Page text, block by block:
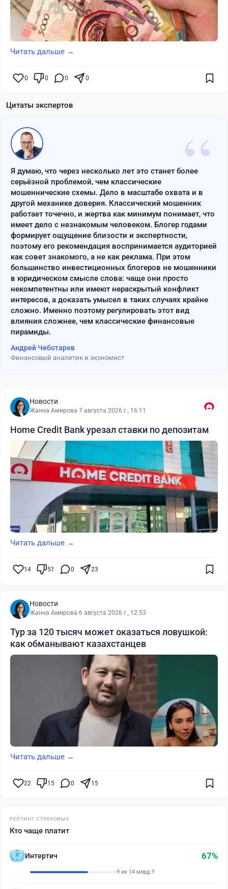
Читать дальше →
0 0 0 0
Цитаты экспертов
“
Я думаю, что через несколько лет это станет более
серьёзной проблемой, чем классические
мошеннические схемы. Дело в масштабе охвата и в
другой механике доверия. Классический мошенник
работает точечно, и жертва как минимум понимает, что
имеет дело с незнакомым человеком. Блогер годами
формирует ощущение близости и экспертности,
поэтому его рекомендация воспринимается аудиторией
как совет знакомого, а не как реклама. При этом
большинство инвестиционных блогеров не мошенники
в юридическом смысле слова: чаще они просто
некомпетентны или имеют нераскрытый конфликт
интересов, а доказать умысел в таких случаях крайне
сложно. Именно поэтому регулировать этот вид
влияния сложнее, чем классические финансовые
пирамиды.
Андрей Чеботарев
Финансовый аналитик и экономист
Новости
Жанна Амирова·7 августа 2026 г., 16:11
Home Credit Bank урезал ставки по депозитам
Читать дальше →
14 51 0 23
Новости
Жанна Амирова·6 августа 2026 г., 12:53
Тур за 120 тысяч может оказаться ловушкой:
как обманывают казахстанцев
Читать дальше →
22 15 0 15
РЕЙТИНГ СТРАХОВЫХ
Кто чаще платит
Интертич 67%
9 из 14 млрд ₸